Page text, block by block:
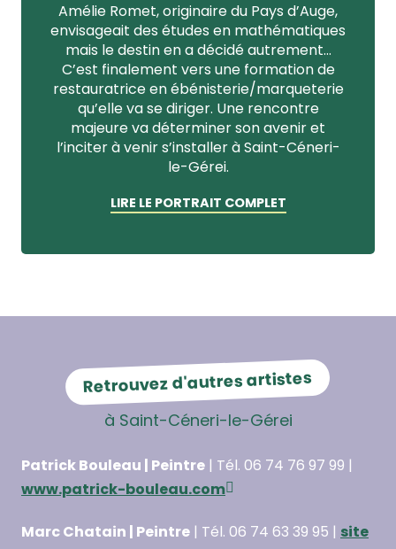
Amélie Romet, originaire du Pays d’Auge,
envisageait des études en mathématiques
mais le destin en a décidé autrement…
C’est finalement vers une formation de
restauratrice en ébénisterie/marqueterie
qu’elle va se diriger. Une rencontre
majeure va déterminer son avenir et
l’inciter à venir s’installer à Saint-Céneri-
le-Gérei.
LIRE LE PORTRAIT COMPLET
Retrouvez d'autres artistes
à Saint-Céneri-le-Gérei
Patrick Bouleau | Peintre | Tél. 06 74 76 97 99 |
www.patrick-bouleau.com
Marc Chatain | Peintre | Tél. 06 74 63 39 95 | site